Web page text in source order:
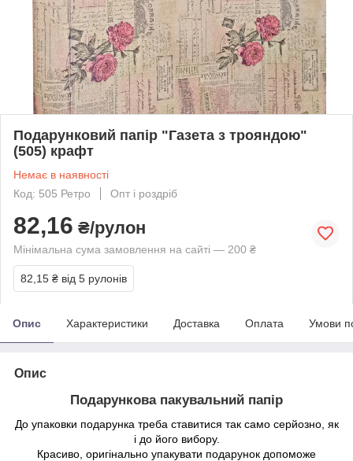
Подарунковий папір "Газета з трояндою"
(505) крафт
Немає в наявності
Код: 505 Ретро
Опт і роздріб
82,16 ₴/рулон
Мінімальна сума замовлення на сайті — 200 ₴
82,15 ₴ від 5 рулонів
Опис Характеристики Доставка Оплата Умови
Опис
Подарункова пакувальний папір
До упаковки подарунка треба ставитися так само серйозно, як
і до його вибору.
Красиво, оригінально упакувати подарунок допоможе